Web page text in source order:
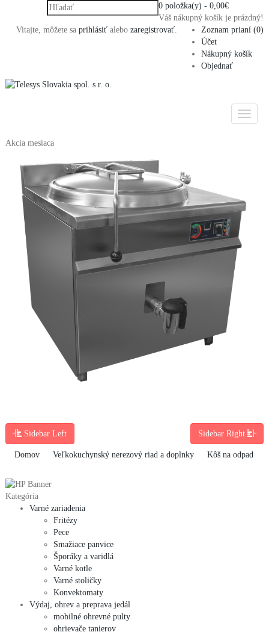
0 položka(y) - 0,00€
Váš nákupný košík je prázdný!
Zoznam prianí (0)
Účet
Nákupný košík
Objednať
Vitajte, môžete sa prihlásiť alebo zaregistrovať.
Akcia mesiaca
Sidebar Left Sidebar Right
Domov Veľkokuchynský nerezový riad a doplnky Kôš na odpad
Kategória
Varné zariadenia
Fritézy
Pece
Smažiace panvice
Šporáky a varidlá
Varné kotle
Varné stoličky
Konvektomaty
Výdaj, ohrev a preprava jedál
mobilné ohrevné pulty
ohrievače tanierov